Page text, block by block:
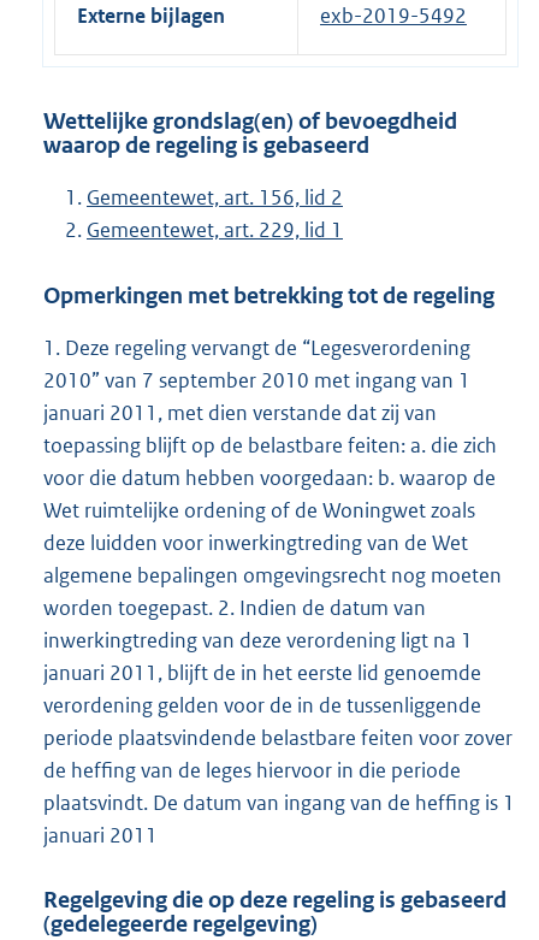
Externe bijlagen exb-2019-5492
Wettelijke grondslag(en) of bevoegdheid
waarop de regeling is gebaseerd
Gemeentewet, art. 156, lid 2
Gemeentewet, art. 229, lid 1
Opmerkingen met betrekking tot de regeling
1. Deze regeling vervangt de “Legesverordening
2010” van 7 september 2010 met ingang van 1
januari 2011, met dien verstande dat zij van
toepassing blijft op de belastbare feiten: a. die zich
voor die datum hebben voorgedaan: b. waarop de
Wet ruimtelijke ordening of de Woningwet zoals
deze luidden voor inwerkingtreding van de Wet
algemene bepalingen omgevingsrecht nog moeten
worden toegepast. 2. Indien de datum van
inwerkingtreding van deze verordening ligt na 1
januari 2011, blijft de in het eerste lid genoemde
verordening gelden voor de in de tussenliggende
periode plaatsvindende belastbare feiten voor zover
de heffing van de leges hiervoor in die periode
plaatsvindt. De datum van ingang van de heffing is 1
januari 2011
Regelgeving die op deze regeling is gebaseerd
(gedelegeerde regelgeving)